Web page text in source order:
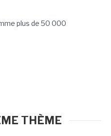
plus de 50 000
THÈME